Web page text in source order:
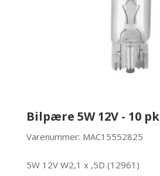
Bilpære 5W 12V - 10 pk
Varenummer: MAC15552825
5W 12V W2,1 x ,5D (12961)